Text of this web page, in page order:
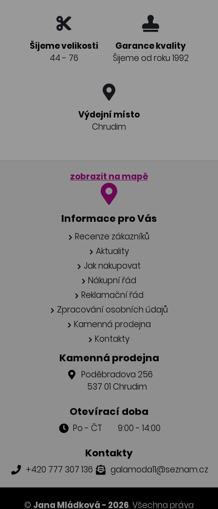
Šijeme velikosti
44 - 76
Garance kvality
Šijeme od roku 1992
Výdejní místo
Chrudim
zobrazit na mapě
Informace pro Vás
Recenze zákazníků
Aktuality
Jak nakupovat
Nákupní řád
Reklamační řád
Zpracování osobních údajů
Kamenná prodejna
Kontakty
Kamenná prodejna
Poděbradova 256
537 01 Chrudim
Otevírací doba
Po - ČT 9:00 - 14:00
Kontakty
+420 777 307 136 galamoda11@seznam.cz
© Jana Mládková - 2026. Všechna práva